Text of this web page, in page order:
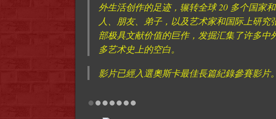
外生活创作的足迹，辗转全球 20 多个国家
人、朋友、弟子，以及艺术家和国际上研究
部极具文献价值的巨作，发掘汇集了许多
多艺术史上的空白。
影片已經入選奧斯卡最佳長篇紀錄參賽影片。